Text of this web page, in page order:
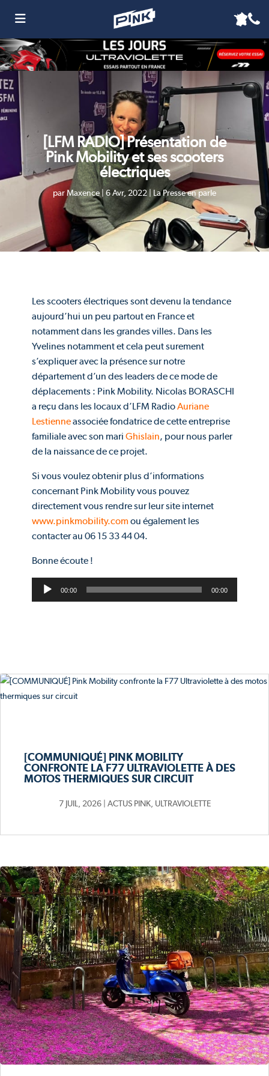
[LFM RADIO] Présentation de
Pink Mobility et ses scooters
électriques
parMaxence 6 Avr, 2022| La Presse en parle
Les scooters électriques sont devenu la tendance
aujourd’hui un peu partout en France et
notamment dans les grandes villes. Dans les
Yvelines notamment et cela peut surement
s’expliquer avec la présence sur notre
département d’un des leaders de ce mode de
déplacements : Pink Mobility. Nicolas BORASCHI
a reçu dans les locaux d’LFM RadioAuriane
Lestienneassociée fondatrice de cette entreprise
familiale avec son mari Ghislain, pour nous parler
de la naissance de ce projet.
Si vous voulez obtenir plus d’informations
concernant Pink Mobility vous pouvez
directement vous rendre sur leur site internet
www.pinkmobility.com ou également les
contacter au 06 15 33 44 04.
Bonne écoute !
e
r
00:00 00:00
[COMMUNIQUÉ] PINK MOBILITY
CONFRONTE LA F77 ULTRAVIOLETTE À DES
MOTOS THERMIQUES SUR CIRCUIT
7 JUIL, 2026| ACTUS PINK, ULTRAVIOLETTE